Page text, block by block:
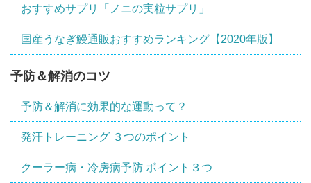
おすすめサプリ「ノニの実粒サプリ」
国産うなぎ鰻通販おすすめランキング【2020年版】
予防＆解消のコツ
予防＆解消に効果的な運動って？
発汗トレーニング ３つのポイント
クーラー病・冷房病予防 ポイント３つ